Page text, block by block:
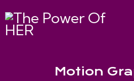
Motion